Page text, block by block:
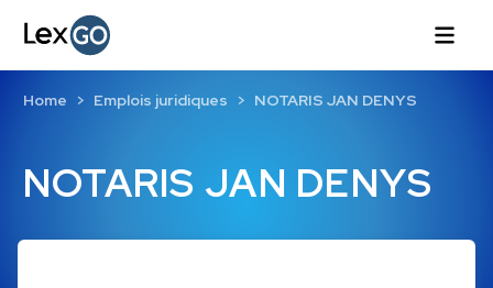
NOTARIS JAN DENYS
Home Emplois juridiques NOTARIS JAN DENYS